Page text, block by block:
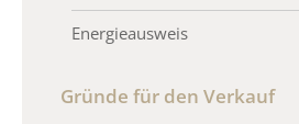
Energieausweis
Gründe für den Verkauf